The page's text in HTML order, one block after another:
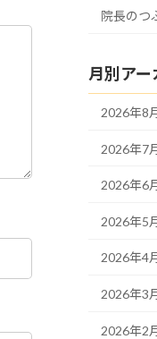
院長のつ
月別アー
2026年8
2026年7
2026年6
2026年5
2026年4
2026年3
2026年2